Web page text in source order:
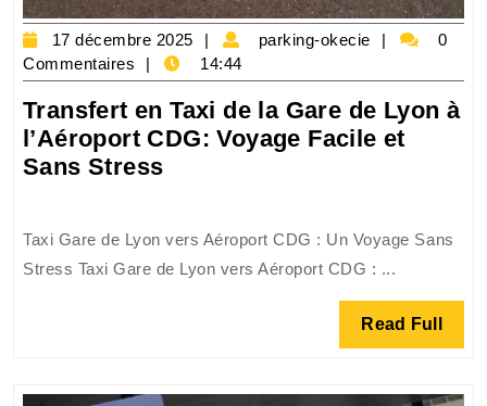
17 décembre 2025
17
décembre
2025
parking-okecie
parking-
0
Commentaires
14:44
Transfert en Taxi de la Gare de Lyon à
l’Aéroport CDG: Voyage Facile et
Sans StressTransfert
de
la
à
Taxi Gare de Lyon vers Aéroport CDG : Un Voyage Sans
Stress Taxi Gare de Lyon vers Aéroport CDG : ...
Read Full Read
Full